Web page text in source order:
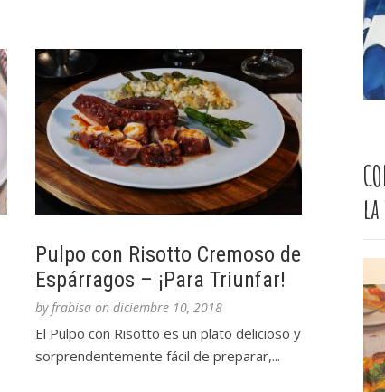
Pulpo con Risotto Cremoso de
Espárragos – ¡Para Triunfar!
byfrabisa on diciembre 10, 2018
El Pulpo con Risotto es un plato delicioso y
sorprendentemente fácil de preparar,...